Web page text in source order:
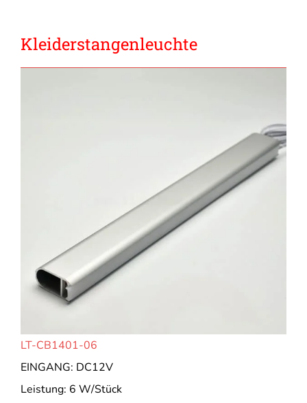
Kleiderstangenleuchte
LT-CB1401-06
EINGANG: DC12V
Leistung: 6 W/Stück